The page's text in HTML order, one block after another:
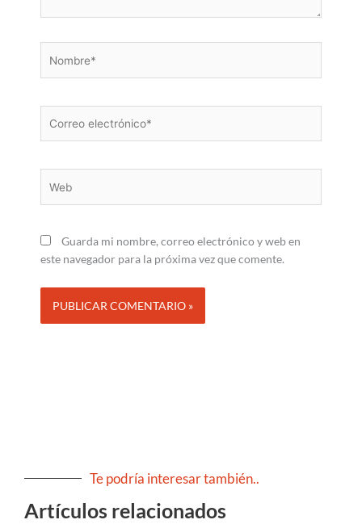
electrónico*
Guarda mi nombre, correo electrónico y web en
este navegador para la próxima vez que comente.
Te podría interesar también..
Artículos relacionados